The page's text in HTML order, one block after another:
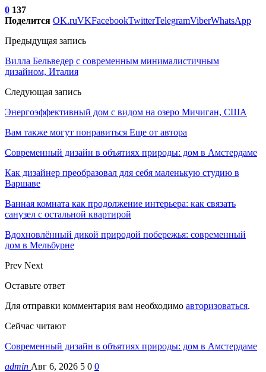
0 137
Поделится OK.ruVKFacebookTwitterTelegramViberWhatsApp
Предыдущая запись
Вилла Бельведер с современным минималистичным
дизайном, Италия
Следующая запись
Энергоэффективный дом с видом на озеро Мичиган, США
Вам также могут понравиться Еще от автора
Современный дизайн в объятиях природы: дом в Амстердаме
Как дизайнер преобразовал для себя маленькую студию в
Варшаве
Ванная комната как продолжение интерьера: как связать
санузел с остальной квартирой
Вдохновлённый дикой природой побережья: современный
дом в Мельбурне
Prev Next
Оставьте ответ
Для отправки комментария вам необходимо авторизоваться.
Сейчас читают
Современный дизайн в объятиях природы: дом в Амстердаме
admin Авг 6, 2026 5 0 0